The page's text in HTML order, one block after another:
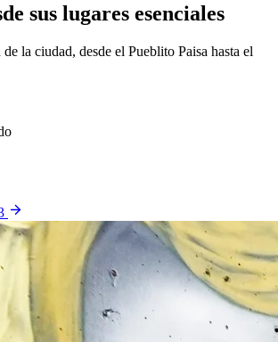
sus lugares esenciales
la ciudad, desde el Pueblito Paisa hasta el